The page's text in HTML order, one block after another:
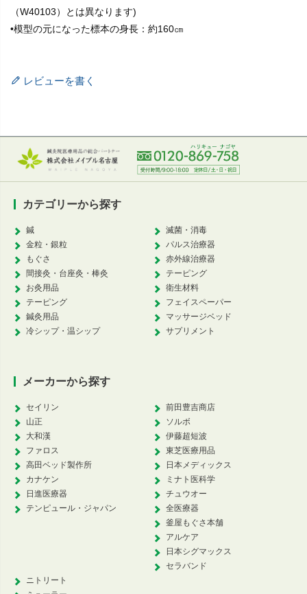
（W40103）とは異なります)
•模型の元になった標本の身長：約160㎝
レビューを書く
カテゴリーから探す
鍼
金粒・銀粒
もぐさ
間接灸・台座灸・棒灸
お灸用品
テーピング
鍼灸用品
冷シップ・温シップ
滅菌・消毒
パルス治療器
赤外線治療器
テーピング
衛生材料
フェイスペーパー
マッサージベッド
サプリメント
メーカーから探す
セイリン
山正
大和漢
ファロス
高田ベッド製作所
カナケン
日進医療器
テンピュール・ジャパン
前田豊吉商店
ソルボ
伊藤超短波
東芝医療用品
日本メディックス
ミナト医科学
チュウオー
全医療器
釜屋もぐさ本舗
アルケア
日本シグマックス
セラバンド
ニトリート